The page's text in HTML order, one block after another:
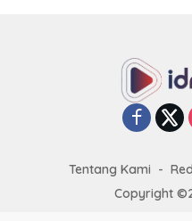
Tentang Kami
Copyright